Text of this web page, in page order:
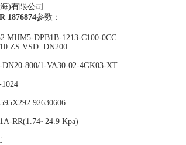
)有限公司
1876874参数：
MHM5-DPB1B-1213-C100-0CC
ZS VSD DN200
800/1-VA30-02-4GK03-XT
92630606
RR(1.74~24.9 Kpa)